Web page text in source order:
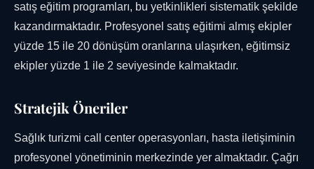
satış eğitim programları, bu yetkinlikleri sistematik şekilde
kazandırmaktadır. Profesyonel satış eğitimi almış ekipler
yüzde 15 ile 20 dönüşüm oranlarına ulaşırken, eğitimsiz
ekipler yüzde 1 ile 2 seviyesinde kalmaktadır.
Stratejik Öneriler
Sağlık turizmi call center operasyonları, hasta iletişiminin
profesyonel yönetiminin merkezinde yer almaktadır. Çağrı